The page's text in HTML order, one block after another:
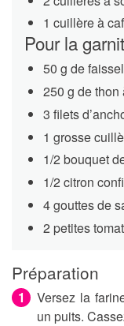
1 cuillère à
Pour la
50 g de
250 g de thon
3 filets
1 grosse
1/2 bouquet
1/2 citron
4 gouttes de
2 petites
Préparation
Versez la
un puits.